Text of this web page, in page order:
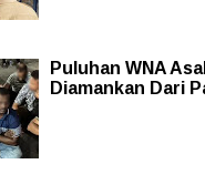
Puluhan WNA
Diamankan Dari